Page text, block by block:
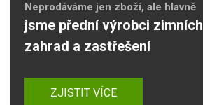
Neprodáváme jen zboží, ale hlavně
jsme přední výrobci zimních
zahrad a zastřešení
ZJISTIT VÍCE